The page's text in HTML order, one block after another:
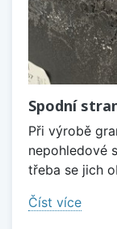
Spodní
Při výrobě
nepohledové
třeba se jich
Číst více